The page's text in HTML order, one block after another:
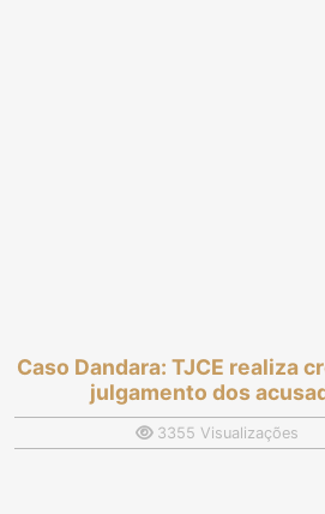
Caso Dandara: TJCE realiza
julgamento dos
3355 Visualizações